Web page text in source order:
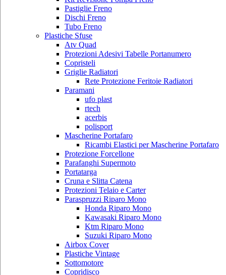
Pastiglie Freno
Dischi Freno
Tubo Freno
Plastiche Sfuse
Atv Quad
Protezioni Adesivi Tabelle Portanumero
Copristeli
Griglie Radiatori
Rete Protezione Feritoie Radiatori
Paramani
ufo plast
rtech
acerbis
polisport
Mascherine Portafaro
Ricambi Elastici per Mascherine Portafaro
Protezione Forcellone
Parafanghi Supermoto
Portatarga
Cruna e Slitta Catena
Protezioni Telaio e Carter
Paraspruzzi Riparo Mono
Honda Riparo Mono
Kawasaki Riparo Mono
Ktm Riparo Mono
Suzuki Riparo Mono
Airbox Cover
Plastiche Vintage
Sottomotore
Copridisco